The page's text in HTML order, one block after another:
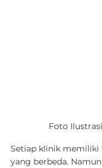
Foto
Setiap klinik memiliki
yang berbeda.